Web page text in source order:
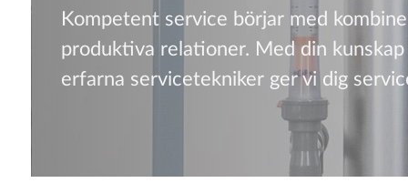
Kompetent service börjar med
produktiva relationer. Med din kunskap
erfarna servicetekniker ger vi dig